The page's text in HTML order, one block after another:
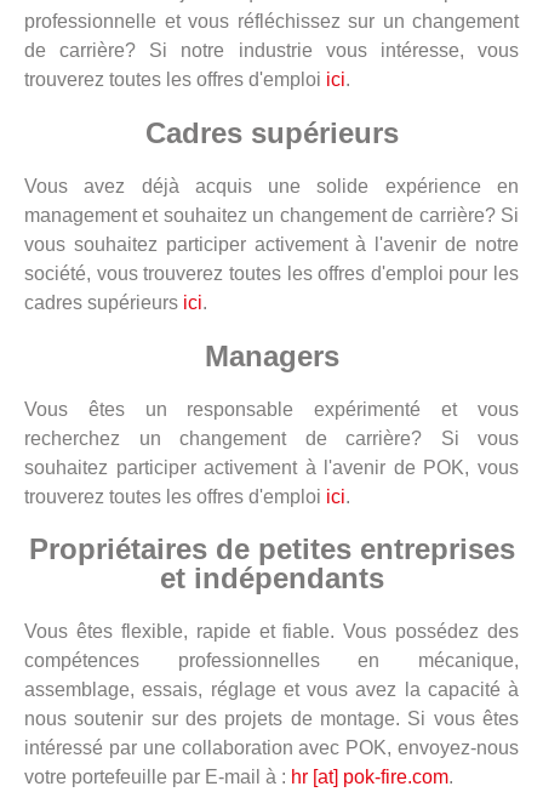
professionnelle et vous réfléchissez sur un changement
de carrière? Si notre industrie vous intéresse, vous
trouverez toutes les offres d'emploi ici.
Cadres supérieurs
Vous avez déjà acquis une solide expérience en
management et souhaitez un changement de carrière? Si
vous souhaitez participer activement à l'avenir de notre
société, vous trouverez toutes les offres d'emploi pour les
cadres supérieurs ici.
Managers
Vous êtes un responsable expérimenté et vous
recherchez un changement de carrière? Si vous
souhaitez participer activement à l'avenir de POK, vous
trouverez toutes les offres d'emploi ici.
Propriétaires de petites entreprises
et indépendants
Vous êtes flexible, rapide et fiable. Vous possédez des
compétences professionnelles en mécanique,
assemblage, essais, réglage et vous avez la capacité à
nous soutenir sur des projets de montage. Si vous êtes
intéressé par une collaboration avec POK, envoyez-nous
votre portefeuille par E-mail à : hr [at] pok-fire.com.